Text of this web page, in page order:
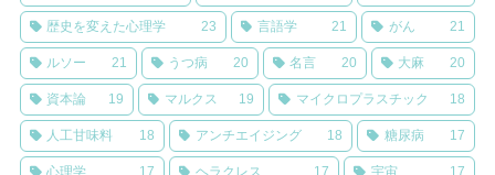
歴史を変えた心理学 23 言語学 21 がん 21
ルソー 21 うつ病 20 名言 20 大麻 20
資本論 19 マルクス 19 マイクロプラスチック 18
人工甘味料 18 アンチエイジング 18 糖尿病 17
心理学 17 ヘラクレス 17 宇宙 17